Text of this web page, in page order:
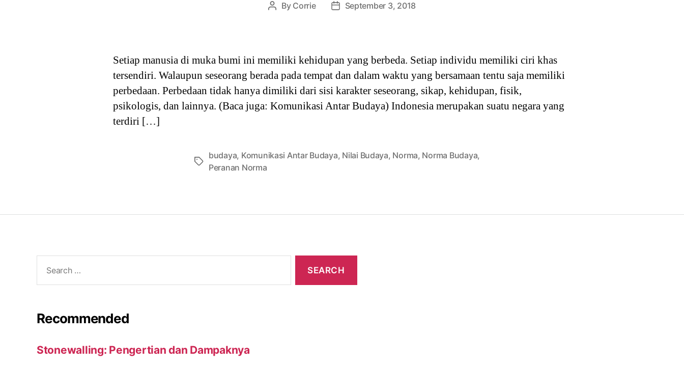
Post
By Corrie
PostSeptember 3, 2018
Setiap manusia di muka bumi ini memiliki kehidupan yang berbeda. Setiap individu memiliki ciri khas
tersendiri. Walaupun seseorang berada pada tempat dan dalam waktu yang bersamaan tentu saja memiliki
perbedaan. Perbedaan tidak hanya dimiliki dari sisi karakter seseorang, sikap, kehidupan, fisik,
psikologis, dan lainnya. (Baca juga: Komunikasi Antar Budaya) Indonesia merupakan suatu negara yang
terdiri […]
Tags
budaya, Komunikasi Antar Budaya, Nilai Budaya, Norma, Norma Budaya,
Peranan Norma
for:
Recommended
Stonewalling: Pengertian dan Dampaknya